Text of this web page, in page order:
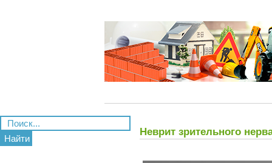
Найти
Неврит зрительного